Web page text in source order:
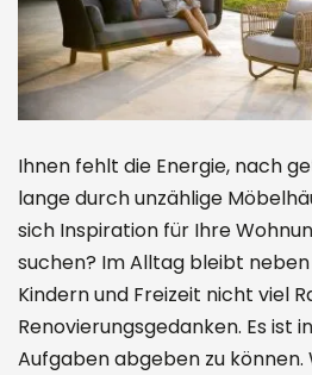
Ihnen fehlt die Energie, nach
lange durch unzählige
sich Inspiration für Ihre
suchen? Im Alltag bleibt neben
Kindern und Freizeit nicht viel
Renovierungsgedanken. Es ist
Aufgaben abgeben zu können.